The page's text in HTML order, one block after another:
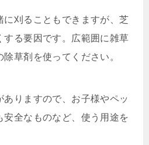
に刈ることもできますが、芝
する要因です。広範囲に雑草
草剤を使ってください。
ありますので、お子様やペッ
安全なものなど、使う用途を